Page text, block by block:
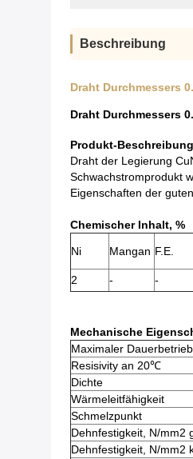
Beschreibung
Draht Durchmessers
Draht Durchmessers
Produkt-Beschreibung
Draht der Legierung
Schwachstromprodukt
Eigenschaften der
Chemischer Inhalt, %
Ni Mangan F.E.
2
- -
Mechanische
Maximaler
Resisivity an 20℃
Dichte
Wärmeleitfähigkeit
Schmelzpunkt
Dehnfestigkeit, N/mm2
Dehnfestigkeit, N/mm2